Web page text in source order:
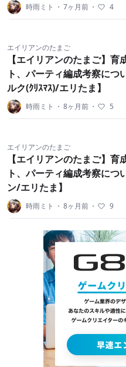
時雨ミト ・ 7ヶ月前 ・ 4
エイリアンのたまご
【エイリアンのたまご】育
ト、パーティ編成考察につ
ルク(ｸﾘｽﾏｽ)/エリたま】
時雨ミト ・ 8ヶ月前 ・ 5
エイリアンのたまご
【エイリアンのたまご】育
ト、パーティ編成考察につ
ン/エリたま】
時雨ミト ・ 8ヶ月前 ・ 9